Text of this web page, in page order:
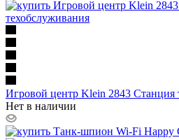
Игровой центр Klein 2843 Станция
Нет в наличии